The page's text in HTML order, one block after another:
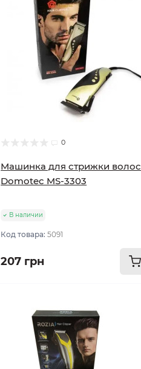
0
Машинка для стрижки волос
Domotec MS-3303
В наличии
Код товара:5091
207 грн